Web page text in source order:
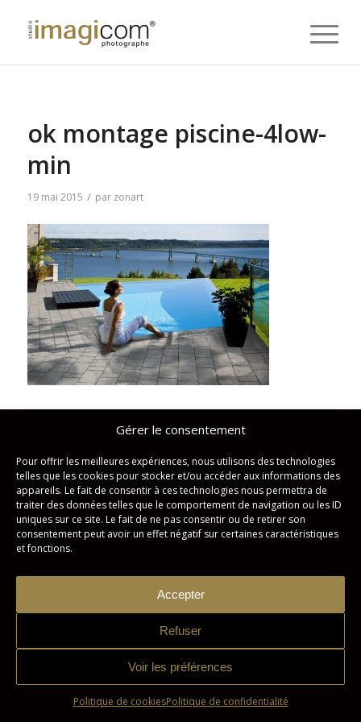
Gérer le consentement
Pour offrir les meilleures expériences, nous utilisons des technologies
telles que les cookies pour stocker et/ou accéder aux informations des
appareils. Le fait de consentir à ces technologies nous permettra de
traiter des données telles que le comportement de navigation ou les ID
uniques sur ce site. Le fait de ne pas consentir ou de retirer son
consentement peut avoir un effet négatif sur certaines caractéristiques
et fonctions.
Accepter
Refuser
Voir les préférences
Politique de cookiesPolitique de confidentialité
ok montage piscine-4low-
min
19 mai 2015 / par zonart
Partager cette publication
Studio Imagicom © Tous droits réservés. | Conception :Zonart
Politique de confidentialité Politique de cookies